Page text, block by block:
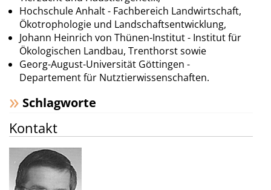
Hochschule Anhalt - Fachbereich Landwirtschaft,
Ökotrophologie und Landschaftsentwicklung,
Johann Heinrich von Thünen-Institut - Institut für
Ökologischen Landbau, Trenthorst sowie
Georg-August-Universität Göttingen -
Departement für Nutztierwissenschaften.
Schlagworte
Kontakt